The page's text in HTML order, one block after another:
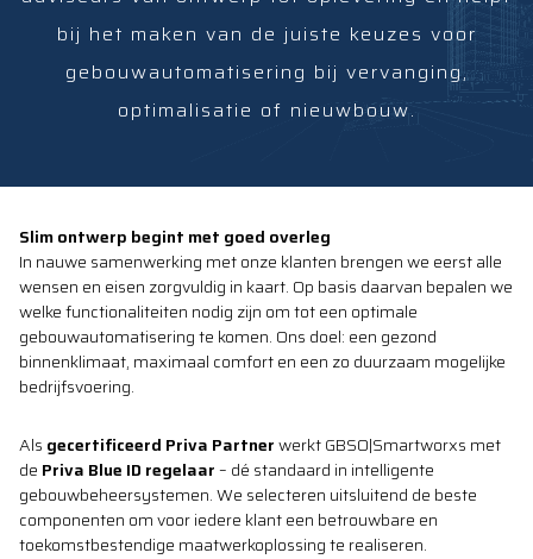
bij het maken van de juiste keuzes voor
gebouwautomatisering bij vervanging,
optimalisatie of nieuwbouw.
Slim ontwerp begint met goed overleg
In nauwe samenwerking met onze klanten brengen we eerst alle
wensen en eisen zorgvuldig in kaart. Op basis daarvan bepalen we
welke functionaliteiten nodig zijn om tot een optimale
gebouwautomatisering te komen. Ons doel: een gezond
binnenklimaat, maximaal comfort en een zo duurzaam mogelijke
bedrijfsvoering.
Als gecertificeerd Priva Partnerwerkt GBSO|Smartworxs met
de Priva Blue ID regelaar– dé standaard in intelligente
gebouwbeheersystemen. We selecteren uitsluitend de beste
componenten om voor iedere klant een betrouwbare en
toekomstbestendige maatwerkoplossing te realiseren.